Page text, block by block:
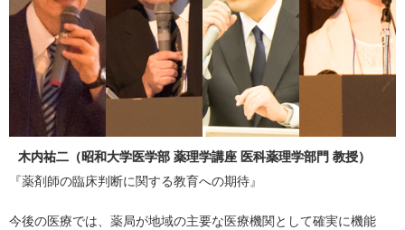
木内祐二（昭和大学医学部 薬理学講座 医科薬理学部門 教授）
『薬剤師の臨床判断に関する教育への期待』
今後の医療では、薬局が地域の主要な医療機関として確実に機能